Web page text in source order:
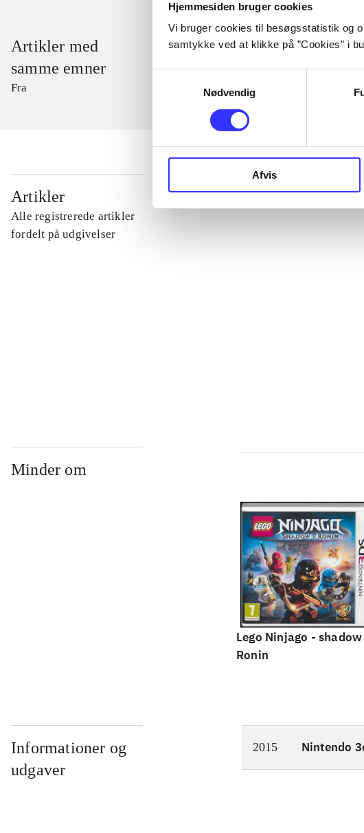
Hjemmesiden bruger cookies
Vi bruger cookies til besøgsstatistik og
samtykke ved at klikke på ”Cookies” i
Nødvendig
Afvis
Artikler med
samme emner
Fra
Artikler
Alle registrerede artikler
fordelt på udgivelser
Minder om
Lego Ninjago -
Ronin
Informationer og
udgaver
2015 Nintendo